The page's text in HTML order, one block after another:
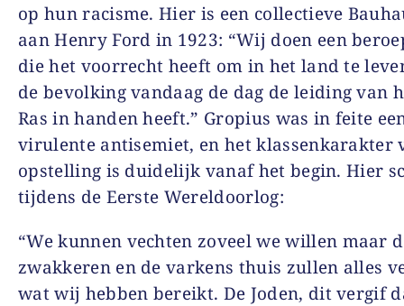
op hun racisme. Hier is een collectieve
aan Henry Ford in 1923: “Wij doen een
die het voorrecht heeft om in het land te
de bevolking vandaag de dag de leiding van
Ras in handen heeft.” Gropius was in feite
virulente antisemiet, en het klassenkarakter
opstelling is duidelijk vanaf het begin. Hier
tijdens de Eerste Wereldoorlog:
“We kunnen vechten zoveel we willen maar
zwakkeren en de varkens thuis zullen alles
wat wij hebben bereikt. De Joden, dit vergif